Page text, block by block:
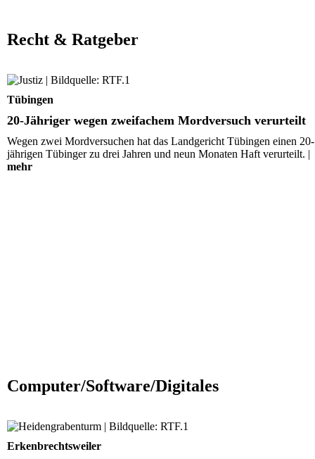
Recht & Ratgeber
20-Jähriger wegen zweifachem Mordversuch verurteilt
Tübingen
20-Jähriger wegen zweifachem Mordversuch verurteilt
Wegen zwei Mordversuchen hat das Landgericht Tübingen einen 20-
jährigen Tübinger zu drei Jahren und neun Monaten Haft verurteilt. |
mehr
Computer/Software/Digitales
Keltische Metropole Heidengraben wird digital sichtbar
Erkenbrechtsweiler